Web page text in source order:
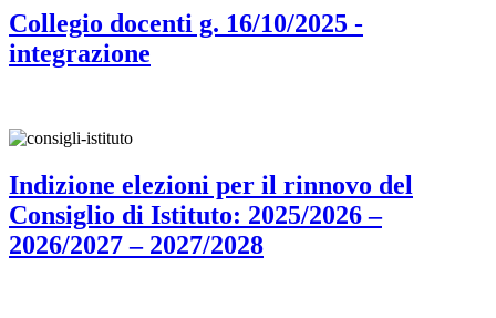
Collegio docenti g. 16/10/2025 -
integrazione
Indizione elezioni per il rinnovo del
Consiglio di Istituto: 2025/2026 –
2026/2027 – 2027/2028